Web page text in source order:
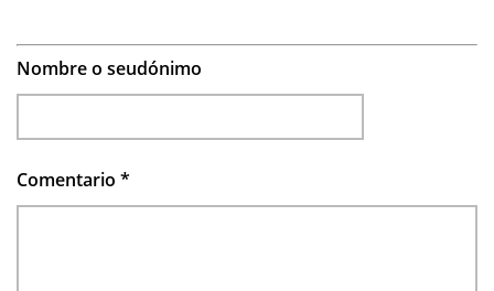
Nombre o seudónimo
Comentario *